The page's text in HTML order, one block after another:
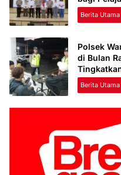
Berita Utama
Polsek
di Bulan
Berita Utama